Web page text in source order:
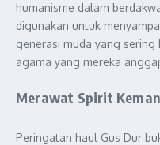
humanisme dalam
digunakan untuk
generasi muda yang
agama yang mereka
Merawat Spirit
Peringatan haul Gus Dur